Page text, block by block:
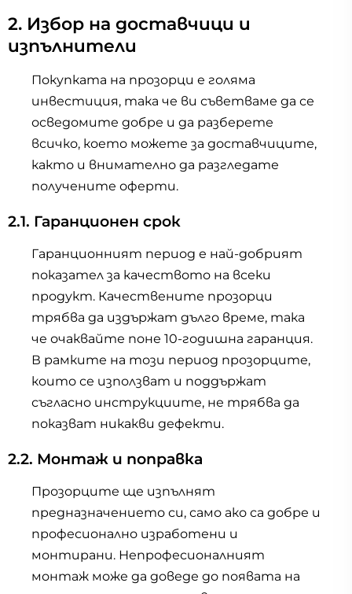
2. Избор на доставчици и
изпълнители
Покупката на прозорци е голяма
инвестиция, така че ви съветваме да се
осведомите добре и да разберете
всичко, което можете за доставчиците,
както и внимателно да разгледате
получените оферти.
2.1. Гаранционен срок
Гаранционният период е най-добрият
показател за качеството на всеки
продукт. Качествените прозорци
трябва да издържат дълго време, така
че очаквайте поне 10-годишна гаранция.
В рамките на този период прозорците,
които се използват и поддържат
съгласно инструкциите, не трябва да
показват никакви дефекти.
2.2. Монтаж и поправка
Прозорците ще изпълнят
предназначението си, само ако са добре и
професионално изработени и
монтирани. Непрофесионалният
монтаж може да доведе до появата на